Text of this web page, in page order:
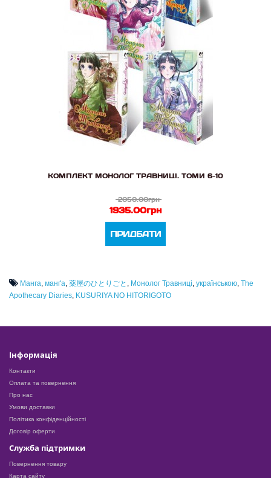
КОМПЛЕКТ МОНОЛОГ ТРАВНИЦІ. ТОМИ 6-10
2050.00грн
1935.00грн
ПРИДБАТИ
Манга, манґа, 薬屋のひとりごと , Монолог Травниці, українською, The
Apothecary Diaries, KUSURIYA NO HITORIGOTO
Інформація
Контакти
Оплата та повернення
Про нас
Умови доставки
Політика конфіденційності
Договір оферти
Служба підтримки
Повернення товару
Карта сайту